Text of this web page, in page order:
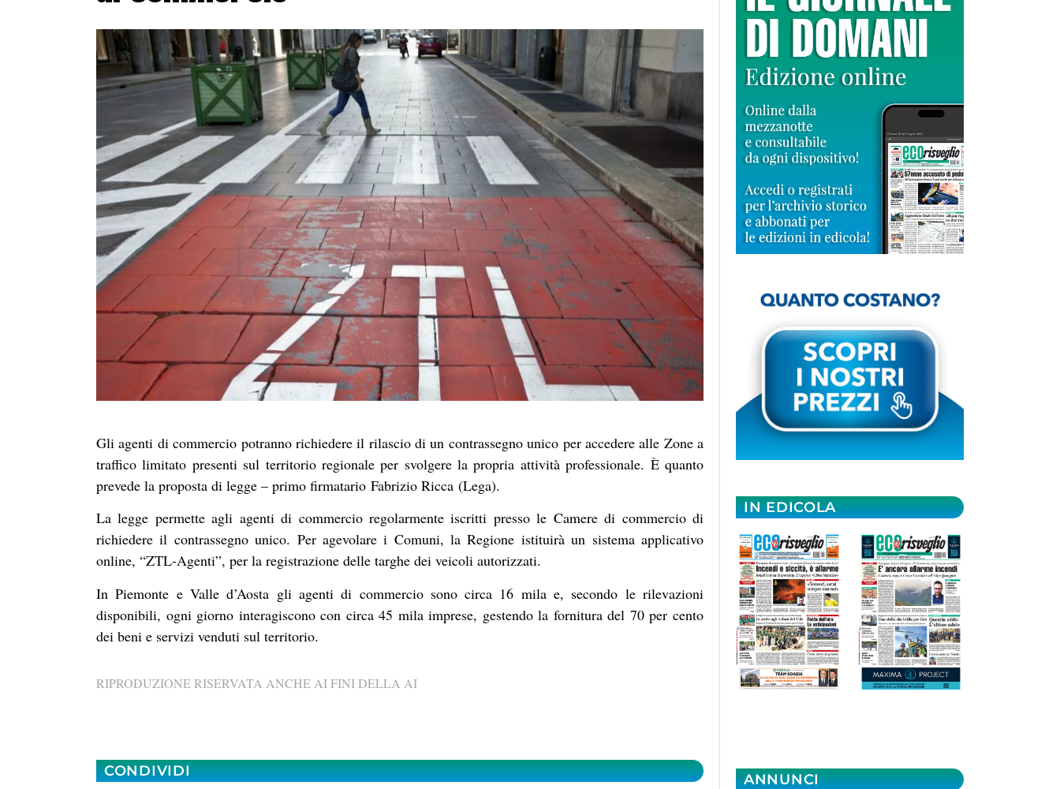
Gli agenti di commercio potranno richiedere il rilascio di un contrassegno unico per accedere alle Zone a
traffico limitato presenti sul territorio regionale per svolgere la propria attività professionale. È quanto
prevede la proposta di legge – primo firmatario Fabrizio Ricca (Lega).
La legge permette agli agenti di commercio regolarmente iscritti presso le Camere di commercio di
richiedere il contrassegno unico. Per agevolare i Comuni, la Regione istituirà un sistema applicativo
online, “ZTL-Agenti”, per la registrazione delle targhe dei veicoli autorizzati.
In Piemonte e Valle d’Aosta gli agenti di commercio sono circa 16 mila e, secondo le rilevazioni
disponibili, ogni giorno interagiscono con circa 45 mila imprese, gestendo la fornitura del 70 per cento
dei beni e servizi venduti sul territorio.
RIPRODUZIONE RISERVATA ANCHE AI FINI DELLA AI
CONDIVIDI
IN EDICOLA
ANNUNCI